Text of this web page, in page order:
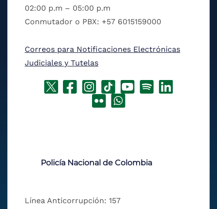
02:00 p.m – 05:00 p.m
Conmutador o PBX: +57 6015159000
Correos para Notificaciones Electrónicas
Judiciales y Tutelas
Policía Nacional de Colombia
Línea Anticorrupción: 157